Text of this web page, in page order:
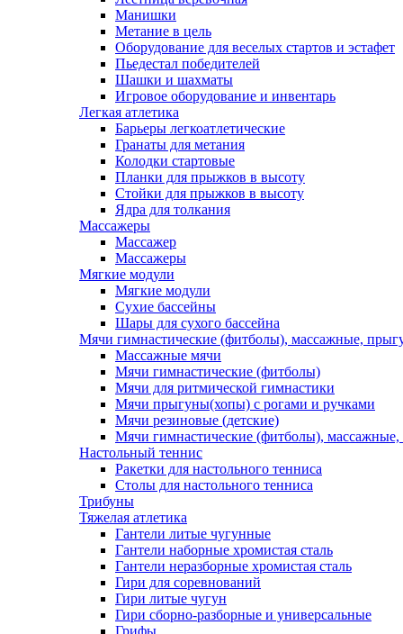
Манишки
Метание в цель
Оборудование для веселых стартов и эстафет
Пьедестал победителей
Шашки и шахматы
Игровое оборудование и инвентарь
Легкая атлетика
Барьеры легкоатлетические
Гранаты для метания
Колодки стартовые
Планки для прыжков в высоту
Стойки для прыжков в высоту
Ядра для толкания
Массажеры
Массажер
Массажеры
Мягкие модули
Мягкие модули
Сухие бассейны
Шары для сухого бассейна
Мячи гимнастические (фитболы), массажные,
Массажные мячи
Мячи гимнастические (фитболы)
Мячи для ритмической гимнастики
Мячи прыгуны(хопы) с рогами и ручками
Мячи резиновые (детские)
Мячи гимнастические (фитболы),
Настольный теннис
Ракетки для настольного тенниса
Столы для настольного тенниса
Трибуны
Тяжелая атлетика
Гантели литые чугунные
Гантели наборные хромистая сталь
Гантели неразборные хромистая сталь
Гири для соревнований
Гири литые чугун
Гири сборно-разборные и универсальные
Грифы